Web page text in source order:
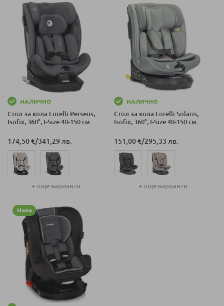
НАЛИЧНО
Стол за кола Lorelli Perseus,
Isofix, 360°, I-Size 40-150 см.
174,50 €/341,29 лв.
+ още варианти
НАЛИЧНО
Стол за кола Lorelli Solaris,
Isofix, 360°, I-Size 40-150 см.
151,00 €/295,33 лв.
+ още варианти
Ново